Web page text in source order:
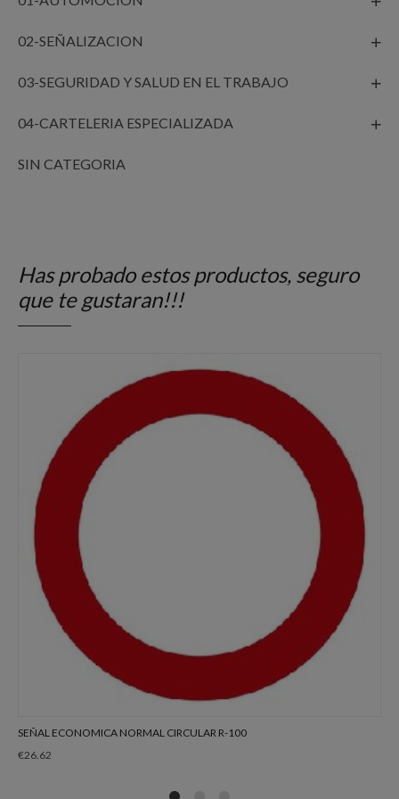
02-SEÑALIZACION
03-SEGURIDAD Y SALUD EN EL TRABAJO
04-CARTELERIA ESPECIALIZADA
SIN CATEGORIA
Has probado estos productos, seguro
que te gustaran!!!
SEÑAL ECONOMICA NORMAL CIRCULAR R-100
€26.62